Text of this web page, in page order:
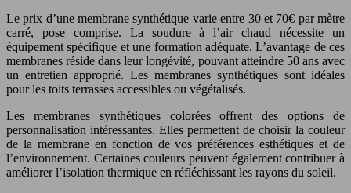
Le prix d’une membrane synthétique varie entre 30 et 70€ par mètre
carré, pose comprise. La soudure à l’air chaud nécessite un
équipement spécifique et une formation adéquate. L’avantage de ces
membranes réside dans leur longévité, pouvant atteindre 50 ans avec
un entretien approprié. Les membranes synthétiques sont idéales
pour les toits terrasses accessibles ou végétalisés.
Les membranes synthétiques colorées offrent des options de
personnalisation intéressantes. Elles permettent de choisir la couleur
de la membrane en fonction de vos préférences esthétiques et de
l’environnement. Certaines couleurs peuvent également contribuer à
améliorer l’isolation thermique en réfléchissant les rayons du soleil.